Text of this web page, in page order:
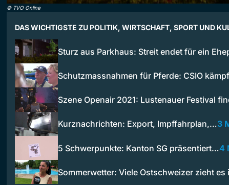
© TVO Online
DAS WICHTIGSTE ZU POLITIK, WIRTSCHAFT, SPORT UND
Sturz aus Parkhaus: Streit endet für ein
Schutzmassnahmen für Pferde: CSIO
Szene Openair 2021: Lustenauer Festival
Kurznachrichten: Export, Impffahrplan,…3
5 Schwerpunkte: Kanton SG präsentiert…4
Sommerwetter: Viele Ostschweizer zieht